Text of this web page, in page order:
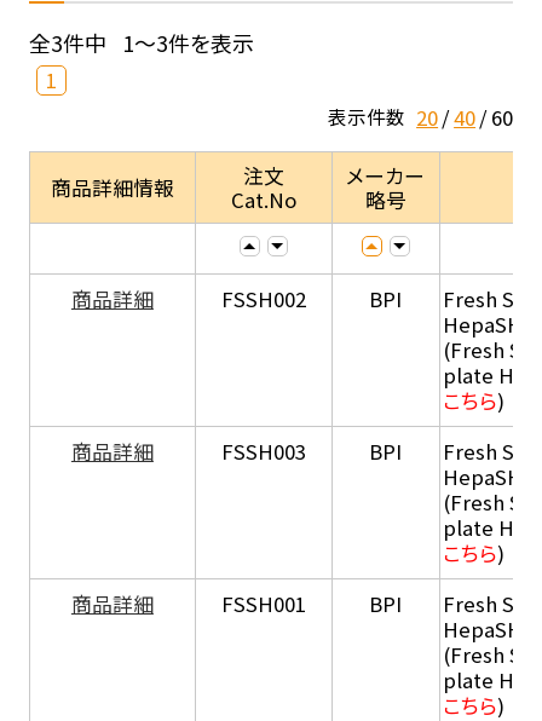
全3件中 1～3件を表示
1
表示件数 20 40 60
商品詳細情報
注文
Cat.No
メーカー
略号
商品詳細 FSSH002 BPI
Fresh
HepaSH®
(Fresh
plate
こちら)
商品詳細
FSSH003 BPI
Fresh
HepaSH®
(Fresh
plate
こちら)
商品詳細
FSSH001 BPI
Fresh
HepaSH®
(Fresh
plate
こちら)